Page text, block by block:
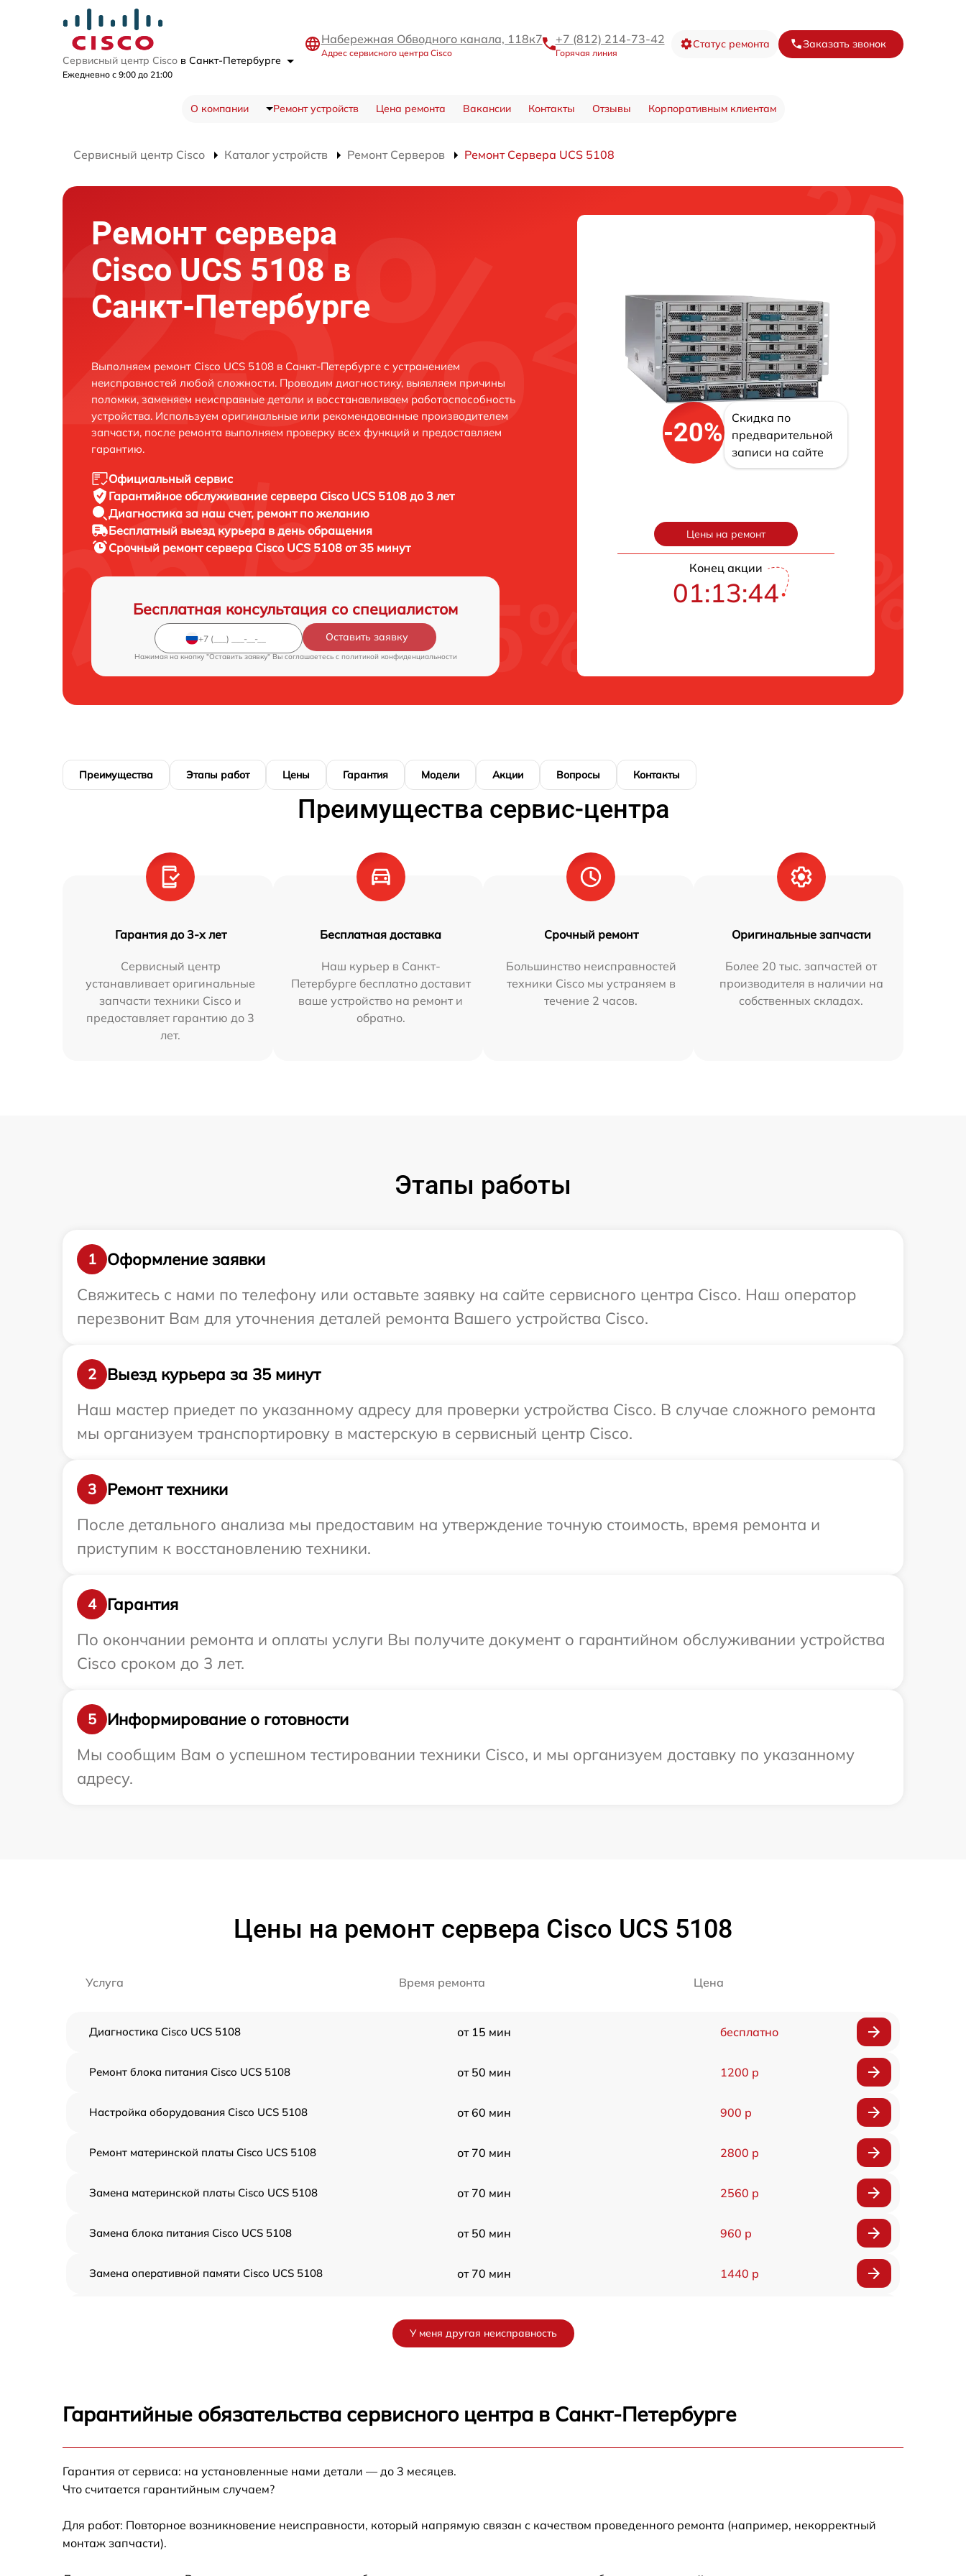
Сервисный центр Cisco в Санкт-Петербурге
Ежедневно с 9:00 до 21:00
Набережная Обводного канала, 118к7
Адрес сервисного центра Cisco
+7 (812) 214-73-42
Горячая линия
Статус ремонта Заказать звонок
О компании Ремонт устройств Цена ремонта Вакансии Контакты Отзывы Корпоративным клиентам
Сервисный центр Cisco Каталог устройств Ремонт Серверов Ремонт Сервера UCS 5108
Ремонт сервера
Cisco UCS 5108 в
Санкт-Петербурге
Выполняем ремонт Cisco UCS 5108 в Санкт-Петербурге с устранением
неисправностей любой сложности. Проводим диагностику, выявляем причины
поломки, заменяем неисправные детали и восстанавливаем работоспособность
устройства. Используем оригинальные или рекомендованные производителем
запчасти, после ремонта выполняем проверку всех функций и предоставляем
гарантию.
Официальный сервис
Гарантийное обслуживание сервера Cisco UCS 5108 до 3 лет
Диагностика за наш счет, ремонт по желанию
Бесплатный выезд курьера в день обращения
Срочный ремонтсервера Cisco UCS 5108 от 35 минут
Бесплатная консультация со специалистом
Оставить заявку
Нажимая на кнопку "Оставить заявку" Вы соглашаетесь c политикой конфиденциальности
-20%
Скидка по
предварительной
записи на сайте
Цены на ремонт
Конец акции
01:13:43
Преимущества Этапы работ Цены Гарантия Модели Акции Вопросы Контакты
Преимущества сервис-центра
Гарантия до 3-х лет
Сервисный центр
устанавливает оригинальные
запчасти техники Cisco и
предоставляет гарантию до 3
лет.
Бесплатная доставка
Наш курьер в Санкт-
Петербурге бесплатно доставит
ваше устройство на ремонт и
обратно.
Срочный ремонт
Большинство неисправностей
техники Cisco мы устраняем в
течение 2 часов.
Оригинальные запчасти
Более 20 тыс. запчастей от
производителя в наличии на
собственных складах.
Этапы работы
1
Оформление заявки
Свяжитесь с нами по телефону или оставьте заявку на сайте сервисного центра Cisco. Наш оператор
перезвонит Вам для уточнения деталей ремонта Вашего устройства Cisco.
2
Выезд курьера за 35 минут
Наш мастер приедет по указанному адресу для проверки устройства Cisco. В случае сложного ремонта
мы организуем транспортировку в мастерскую в сервисный центр Cisco.
3
Ремонт техники
После детального анализа мы предоставим на утверждение точную стоимость, время ремонта и
приступим к восстановлению техники.
4
Гарантия
По окончании ремонта и оплаты услуги Вы получите документ о гарантийном обслуживании устройства
Cisco сроком до 3 лет.
5
Информирование о готовности
Мы сообщим Вам о успешном тестировании техники Cisco, и мы организуем доставку по указанному
адресу.
Цены на ремонт сервера Cisco UCS 5108
Услуга Время ремонта Цена
Диагностика Cisco UCS 5108 от 15 мин бесплатно
Ремонт блока питания Cisco UCS 5108 от 50 мин 1200 р
Настройка оборудования Cisco UCS 5108 от 60 мин 900 р
Ремонт материнской платы Cisco UCS 5108 от 70 мин 2800 р
Замена материнской платы Cisco UCS 5108 от 70 мин 2560 р
Замена блока питания Cisco UCS 5108 от 50 мин 960 р
Замена оперативной памяти Cisco UCS 5108 от 70 мин 1440 р
Ремонт СХД Cisco UCS 5108
5108
Ремонт ленточного накопителя Cisco UCS
У меня другая неисправность
Гарантийные обязательства сервисного центра в Санкт-Петербурге
Гарантия от сервиса: на установленные нами детали — до 3 месяцев.
Что считается гарантийным случаем?
Для работ: Повторное возникновение неисправности, который напрямую связан с качеством проведенного ремонта (например, некорректный
монтаж запчасти).